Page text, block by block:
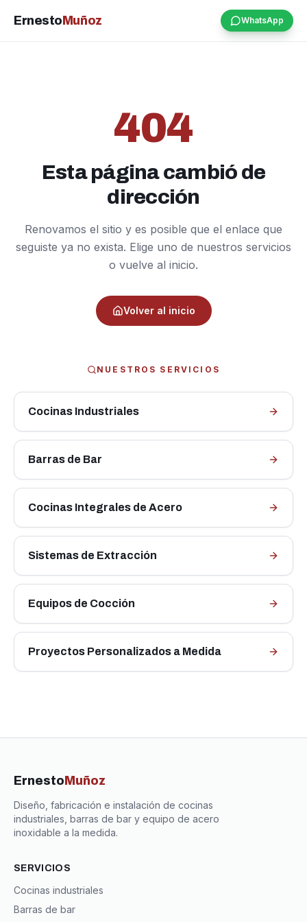
Ernesto Muñoz WhatsApp
404
Esta página cambió de
dirección
Renovamos el sitio y es posible que el enlace que
seguiste ya no exista. Elige uno de nuestros servicios
o vuelve al inicio.
Volver al inicio
NUESTROS SERVICIOS
Cocinas Industriales
Barras de Bar
Cocinas Integrales de Acero
Sistemas de Extracción
Equipos de Cocción
Proyectos Personalizados a Medida
Ernesto Muñoz
Diseño, fabricación e instalación de cocinas
industriales, barras de bar y equipo de acero
inoxidable a la medida.
SERVICIOS
Cocinas industriales
Barras de bar